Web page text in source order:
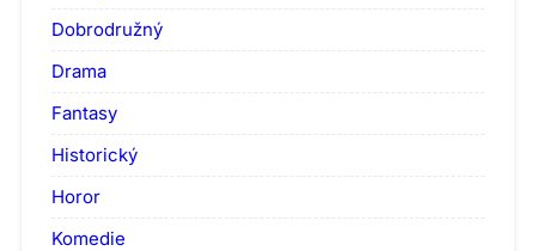
Dobrodružný
Drama
Fantasy
Historický
Horor
Komedie